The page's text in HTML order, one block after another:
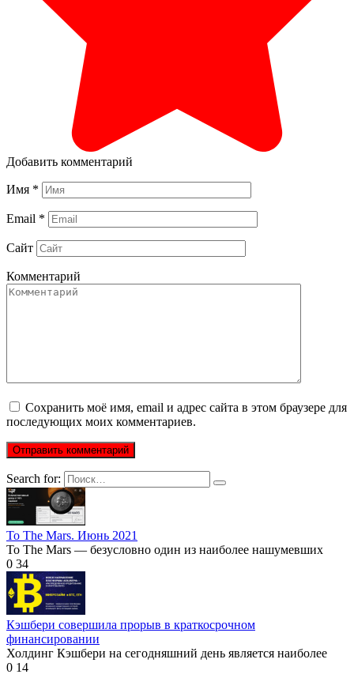
Добавить комментарий
Имя *
Email *
Сайт
Комментарий
Сохранить моё имя, email и адрес сайта в этом браузере для
последующих моих комментариев.
Search for:
To The Mars. Июнь 2021
To The Mars — безусловно один из наиболее нашумевших
0 34
Кэшбери совершила прорыв в краткосрочном
финансировании
Холдинг Кэшбери на сегодняшний день является наиболее
0 14